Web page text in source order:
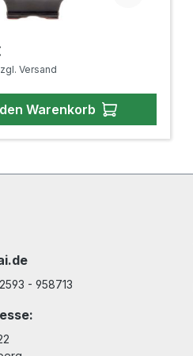
Preis:
Versand
Warenkorb
- 958713